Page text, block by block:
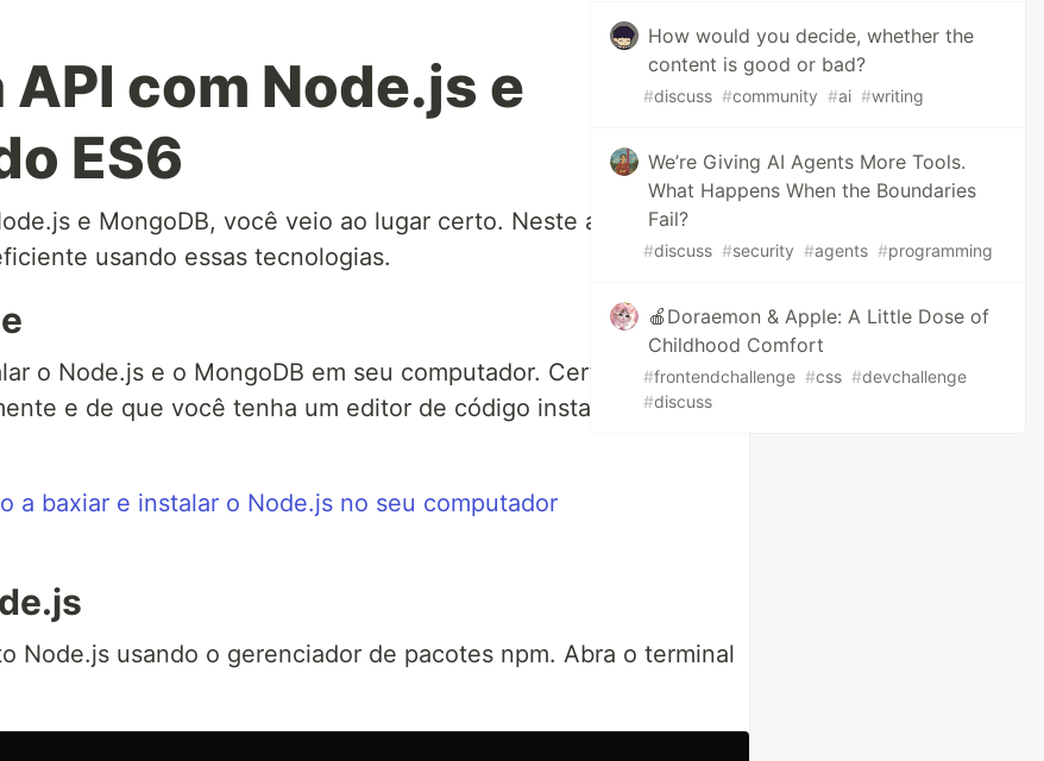
com Node.js e
ES6
e MongoDB, você veio ao lugar certo. Neste artigo, vamos
usando essas tecnologias.
o Node.js e o MongoDB em seu computador. Certifique-se de
e de que você tenha um editor de código instalado, como o
a baxiar e instalar o Node.js no seu computador
Node.js usando o gerenciador de pacotes npm. Abra o terminal
How would you decide, whether the
content is good or bad?
#discuss #community #ai #writing
We’re Giving AI Agents More Tools.
What Happens When the Boundaries
Fail?
#discuss #security #agents #programming
🍎Doraemon & Apple: A Little Dose of
Childhood Comfort
#frontendchallenge #css #devchallenge
#discuss